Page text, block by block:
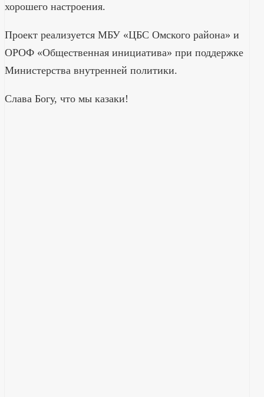
хорошего настроения.
Проект реализуется МБУ «ЦБС Омского района» и
ОРОФ «Общественная инициатива» при поддержке
Министерства внутренней политики.
Слава Богу, что мы казаки!